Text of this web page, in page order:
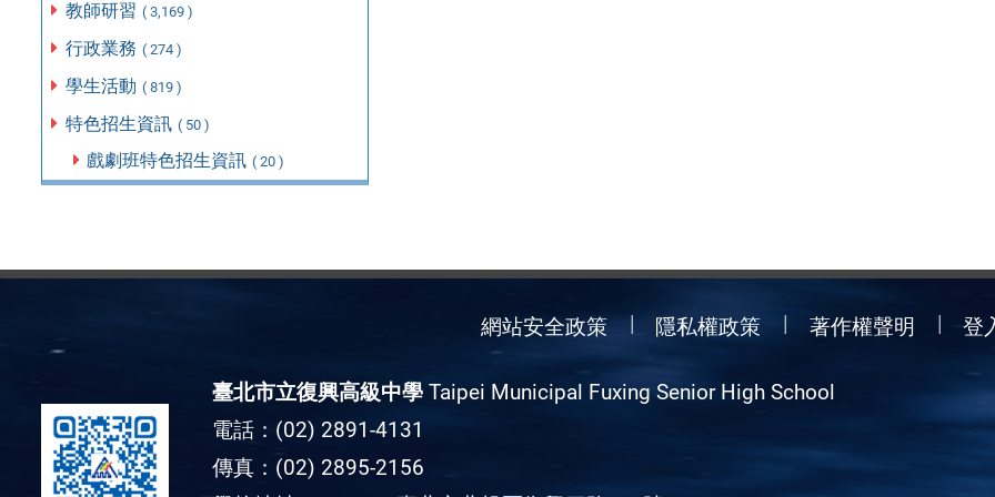
教師研習 ( 3,169 )
行政業務 ( 274 )
學生活動 ( 819 )
特色招生資訊 ( 50 )
戲劇班特色招生資訊 ( 20 )
網站安全政策 隱私權政策 著作權聲明 登
臺北市立復興高級中學Taipei Municipal Fuxing Senior High School
電話：(02) 2891-4131
傳真：(02) 2895-2156